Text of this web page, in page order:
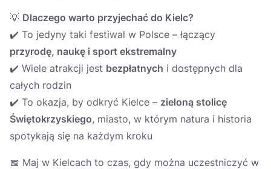
💡 Dlaczego warto przyjechać do Kielc?
✔️ To jedyny taki festiwal w Polsce – łączący
przyrodę, naukę i sport ekstremalny
✔️ Wiele atrakcji jest bezpłatnych i dostępnych dla
całych rodzin
✔️ To okazja, by odkryć Kielce – zieloną stolicę
Świętokrzyskiego, miasto, w którym natura i historia
spotykają się na każdym kroku
📅 Maj w Kielcach to czas, gdy można uczestniczyć w